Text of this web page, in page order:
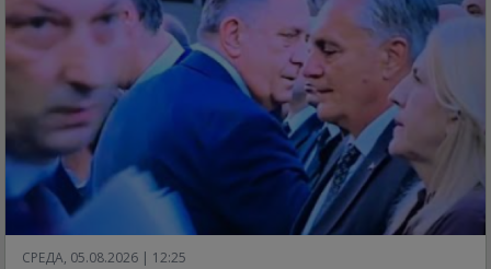
СРЕДА, 05.08.2026 | 12:25